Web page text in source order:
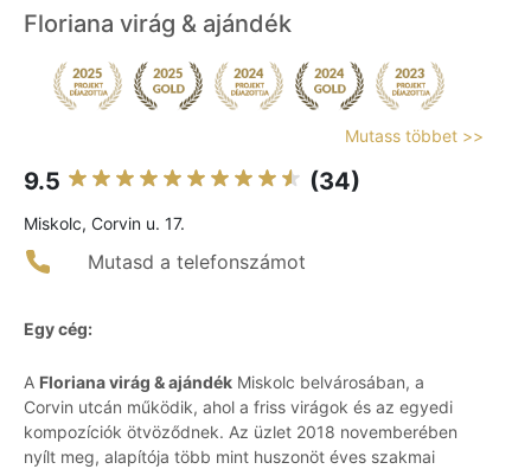
Floriana virág & ajándék
Mutass többet >>
9.5 (34)
Miskolc, Corvin u. 17.
Mutasd a telefonszámot
Egy cég:
A Floriana virág & ajándék Miskolc belvárosában, a
Corvin utcán működik, ahol a friss virágok és az egyedi
kompozíciók ötvöződnek. Az üzlet 2018 novemberében
nyílt meg, alapítója több mint huszonöt éves szakmai